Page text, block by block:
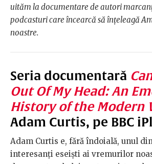
uităm la documentare de autori
podcasturi care încearcă să înțeleagă
noastre.
Seria documentară
Out Of My Head: An
History of the Modern
Adam Curtis, pe BBC
Adam Curtis e, fără îndoială, unul
interesanți eseiști ai vremurilor